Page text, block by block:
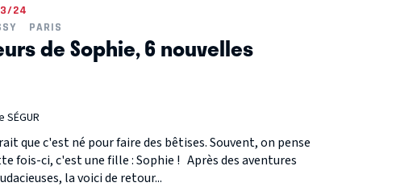
24
PARIS
de Sophie, 6 nouvelles
que c'est né pour faire des bêtises. Souvent, on pense
fois-ci, c'est une fille : Sophie ! Après des aventures
la voici de retour...